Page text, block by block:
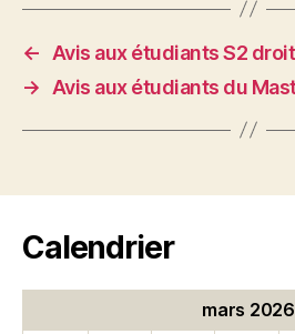
←
Avis aux étudiants S2
→
Avis aux étudiants du
Calendrier
mars 2026